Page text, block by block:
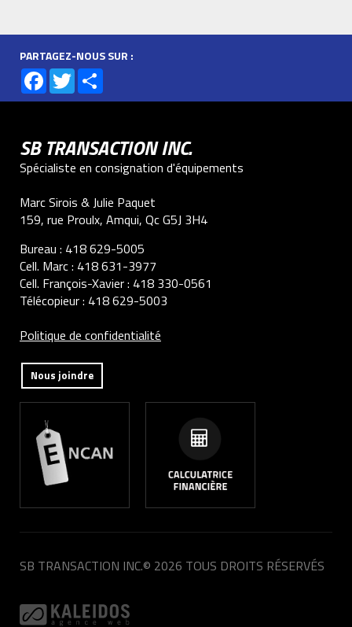
PARTAGEZ-NOUS SUR :
Facebook
Twitter
SB TRANSACTION INC.
Spécialiste en consignation d'équipements
Marc Sirois & Julie Paquet
159, rue Proulx, Amqui, Qc G5J 3H4
Bureau : 418 629-5005
Cell. Marc : 418 631-3977
Cell. François-Xavier : 418 330-0561
Télécopieur : 418 629-5003
Politique de confidentialité
Nous joindre
SB TRANSACTION INC.© 2026 TOUS DROITS RÉSERVÉS